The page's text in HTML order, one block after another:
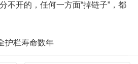
不开的，任何一方面“掉链子”，都
护栏寿命数年